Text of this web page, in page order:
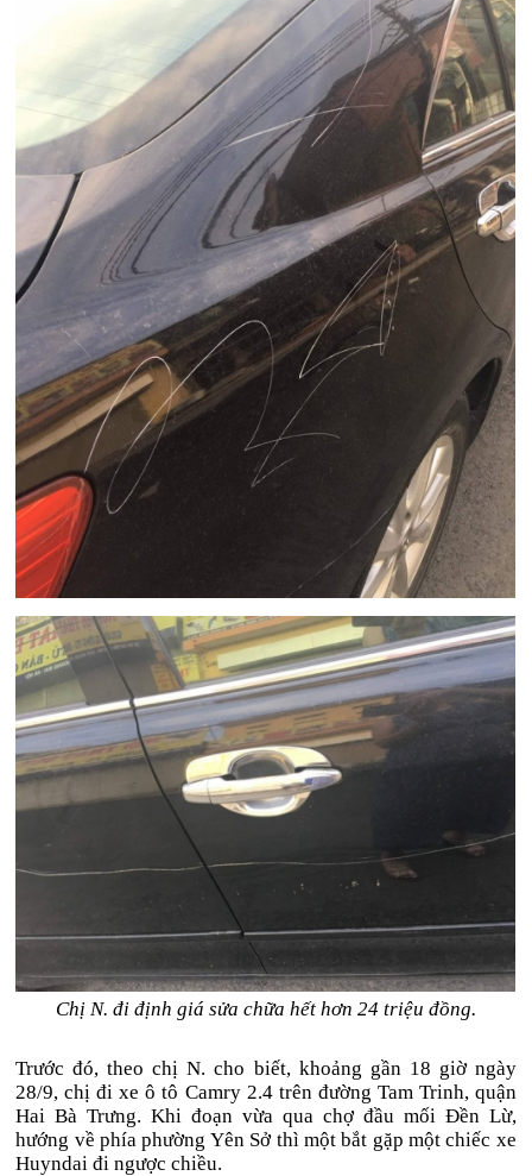
Chị N. đi định giá sửa chữa hết hơn 24 triệu đồng.
Trước đó, theo chị N. cho biết, khoảng gần 18 giờ ngày
28/9, chị đi xe ô tô Camry 2.4 trên đường Tam Trinh, quận
Hai Bà Trưng. Khi đoạn vừa qua chợ đầu mối Đền Lừ,
hướng về phía phường Yên Sở thì một bắt gặp một chiếc xe
Huyndai đi ngược chiều.